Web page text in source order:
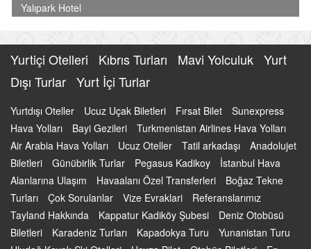
Yalıpark Hotel
Yurtiçi Otelleri Kıbrıs Turları Mavi Yolculuk Yurt
Dışı Turlar Yurt İçi Turlar
Yurtdışı Oteller Ucuz Uçak Biletleri Fırsat Bilet
Sunexpress
Hava Yolları
Bayi Gezileri
Turkmenistan Airlines Hava Yolları
Air Arabia Hava Yolları
Ucuz Oteller Tatil arkadaşı
Anadolujet
Biletleri
Günübirlik Turlar Pegasus Kadikoy
İstanbul Hava
Alanlarına Ulaşım
Havaalanı Özel Transferleri
Boğaz Tekne
Turları
Çok Sorulanlar Vize Evraklari
Referanslarımız
Tayland Hakkında
Kappatur Kadiköy Şubesi
Deniz Otobüsü
Biletleri
Karadeniz Turları Kapadokya Turu
Yunanistan Turu